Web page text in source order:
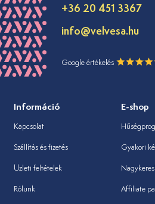
+36 20 451 3367
info@velvesa.hu
Google értékelés
Információ
Kapcsolat
Szállítás és fizetés
Üzleti feltételek
Rólunk
E-shop
Gyakori
Affiliate